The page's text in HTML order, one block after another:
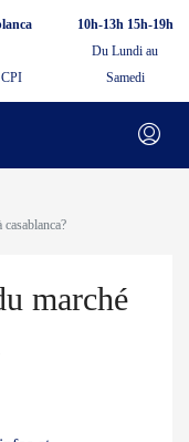
10h-13h 15h-19h
Du Lundi au
Samedi
marché